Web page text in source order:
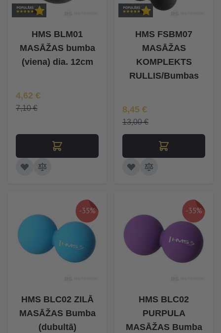
HMS BLM01
MASĀŽAS bumba
(viena) dia. 12cm
Īpaša Cena
4,62 €
7,10 €
HMS FSBM07
MASĀŽAS
KOMPLEKTS
RULLIS/Bumbas
Īpaša Cena
8,45 €
13,00 €
-35%
HMS BLC02 ZILĀ
MASĀŽAS Bumba
(dubultā)
-35%
HMS BLC02
PURPULA
MASĀŽAS Bumba